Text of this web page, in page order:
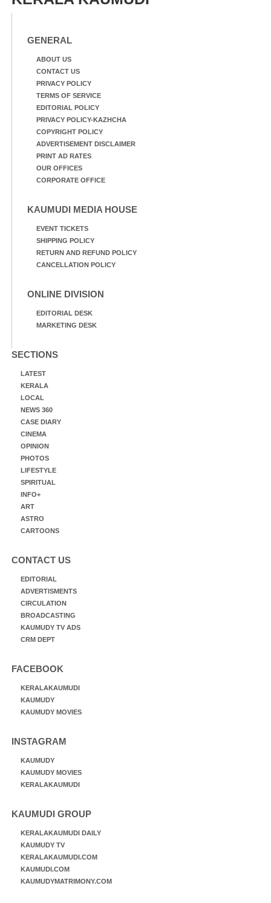
GENERAL
ABOUT US
CONTACT US
PRIVACY POLICY
TERMS OF SERVICE
EDITORIAL POLICY
PRIVACY POLICY-KAZHCHA
COPYRIGHT POLICY
ADVERTISEMENT DISCLAIMER
PRINT AD RATES
OUR OFFICES
CORPORATE OFFICE
KAUMUDI MEDIA HOUSE
EVENT TICKETS
SHIPPING POLICY
RETURN AND REFUND POLICY
CANCELLATION POLICY
ONLINE DIVISION
EDITORIAL DESK
MARKETING DESK
SECTIONS
LATEST
KERALA
LOCAL
NEWS 360
CASE DIARY
CINEMA
OPINION
PHOTOS
LIFESTYLE
SPIRITUAL
INFO+
ART
ASTRO
CARTOONS
CONTACT US
EDITORIAL
ADVERTISMENTS
CIRCULATION
BROADCASTING
KAUMUDY TV ADS
CRM DEPT
FACEBOOK
KERALAKAUMUDI
KAUMUDY
KAUMUDY MOVIES
INSTAGRAM
KAUMUDY
KAUMUDY MOVIES
KERALAKAUMUDI
KAUMUDI GROUP
KERALAKAUMUDI DAILY
KAUMUDY TV
KERALAKAUMUDI.COM
KAUMUDI.COM
KAUMUDYMATRIMONY.COM